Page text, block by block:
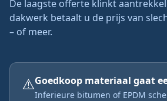
De laagste offerte klinkt
dakwerk betaalt u de prijs van
– of meer.
⚠️Goedkoop materiaal gaat
Inferieure bitumen of EPDM